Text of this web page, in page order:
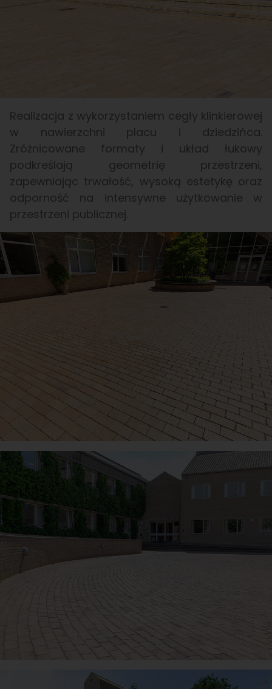
Realizacja z wykorzystaniem cegły klinkierowej
w nawierzchni placu i dziedzińca.
Zróżnicowane formaty i układ łukowy
podkreślają geometrię przestrzeni,
zapewniając trwałość, wysoką estetykę oraz
odporność na intensywne użytkowanie w
przestrzeni publicznej.